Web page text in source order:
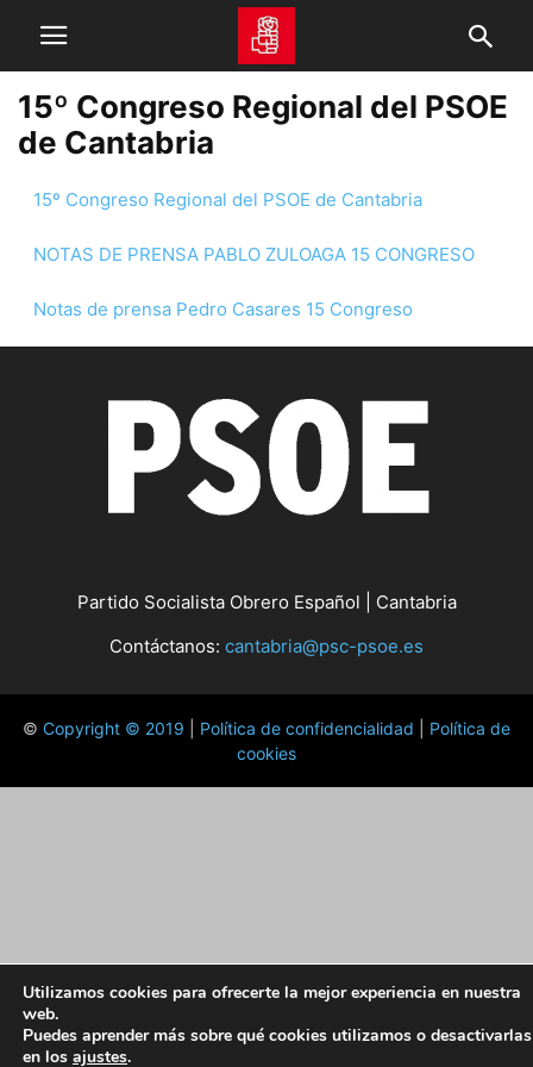
15º Congreso Regional del PSOE
de Cantabria
15º Congreso Regional del PSOE de Cantabria
NOTAS DE PRENSA PABLO ZULOAGA 15 CONGRESO
Notas de prensa Pedro Casares 15 Congreso
Partido Socialista Obrero Español | Cantabria
Contáctanos: cantabria@psc-psoe.es
© Copyright © 2019 Política de confidencialidad
Política de
cookies
Utilizamos cookies para ofrecerte la mejor experiencia en nuestra
web.
Puedes aprender más sobre qué cookies utilizamos o desactivarlas
en los ajustes.